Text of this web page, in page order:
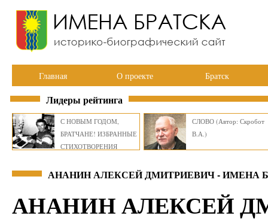
Главная О проекте Братск
Лидеры рейтинга
С НОВЫМ ГОДОМ,
БРАТЧАНЕ! ИЗБРАННЫЕ
СТИХОТВОРЕНИЯ
СЛОВО (Автор: Скробот
В.А.)
АНАНИН АЛЕКСЕЙ ДМИТРИЕВИЧ - ИМЕНА
АНАНИН АЛЕКСЕЙ